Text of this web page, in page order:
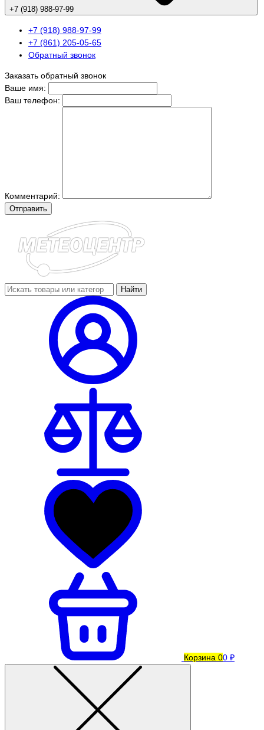
+7 (918) 988-97-99
+7 (918) 988-97-99
+7 (861) 205-05-65
Обратный звонок
Заказать обратный звонок
Ваше имя:
Ваш телефон:
Комментарий:
Отправить
Найти
Корзина 00 ₽